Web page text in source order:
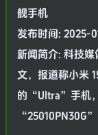
舰手机
发布时间: 2025-
新闻简介: 科技
文，报道称小米
的“Ultra”手机
“25010PN30G”